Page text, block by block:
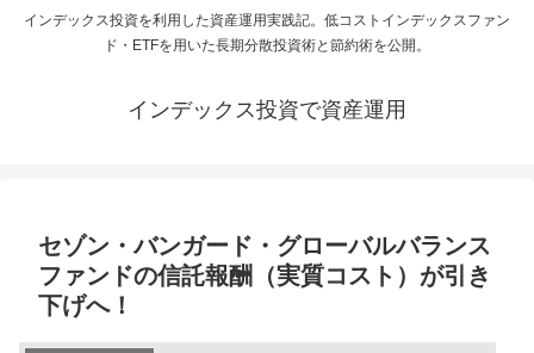
インデックス投資を利用した資産運用実践記。低コストインデックスファン
ド・ETFを用いた長期分散投資術と節約術を公開。
インデックス投資で資産運用
セゾン・バンガード・グローバルバランス
ファンドの信託報酬（実質コスト）が引き
下げへ！